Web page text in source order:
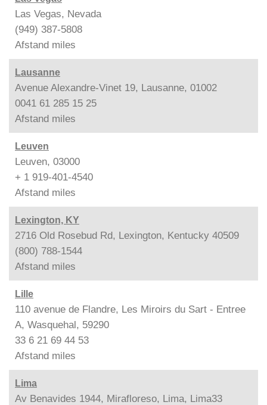
Las Vegas, Nevada
(949) 387-5808
Afstand miles
Lausanne
Avenue Alexandre-Vinet 19, Lausanne, 01002
0041 61 285 15 25
Afstand miles
Leuven
Leuven, 03000
+ 1 919-401-4540
Afstand miles
Lexington, KY
2716 Old Rosebud Rd, Lexington, Kentucky 40509
(800) 788-1544
Afstand miles
Lille
110 avenue de Flandre, Les Miroirs du Sart - Entree
A, Wasquehal, 59290
33 6 21 69 44 53
Afstand miles
Lima
Av Benavides 1944, Mirafloreso, Lima, Lima33